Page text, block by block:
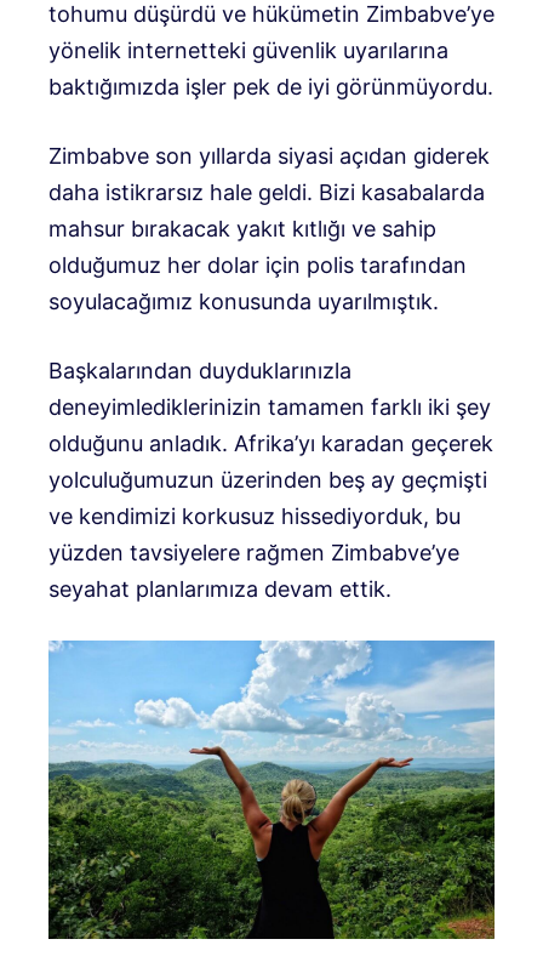
tohumu düşürdü ve hükümetin Zimbabve’ye
yönelik internetteki güvenlik uyarılarına
baktığımızda işler pek de iyi görünmüyordu.
Zimbabve son yıllarda siyasi açıdan giderek
daha istikrarsız hale geldi. Bizi kasabalarda
mahsur bırakacak yakıt kıtlığı ve sahip
olduğumuz her dolar için polis tarafından
soyulacağımız konusunda uyarılmıştık.
Başkalarından duyduklarınızla
deneyimlediklerinizin tamamen farklı iki şey
olduğunu anladık. Afrika’yı karadan geçerek
yolculuğumuzun üzerinden beş ay geçmişti
ve kendimizi korkusuz hissediyorduk, bu
yüzden tavsiyelere rağmen Zimbabve’ye
seyahat planlarımıza devam ettik.